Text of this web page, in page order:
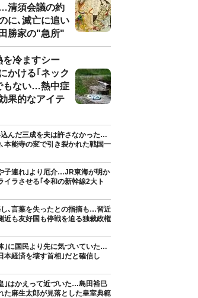
清須会議の約
に､滅亡に追い
勝家の"急所"
を冷ますシー
かける｢ネック
もない…熱中症
果的なアイテ
んだ三成を夫は許さなかった…
本能寺の変で引き裂かれた戦国一
子連れ｣より厄介…JR東海が明か
イラさせる｢令和の新幹線2大ト
､言葉を失ったとの指摘も…習近
近も友好国も停戦を迫る独裁政権
｣に国民より先に気づいていた…
本経済を壊す首相｣だと確信し
｣はかえって近づいた…島田裕巳
た麻生太郎が見落とした皇室典範